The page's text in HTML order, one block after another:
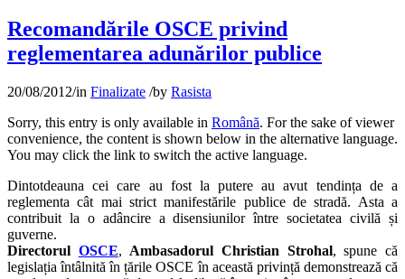
Recomandările OSCE privind
reglementarea adunărilor publice
20/08/2012/in Finalizate /by Rasista
Sorry, this entry is only available in Română. For the sake of viewer
convenience, the content is shown below in the alternative language.
You may click the link to switch the active language.
Dintotdeauna cei care au fost la putere au avut tendința de a
reglementa cât mai strict manifestările publice de stradă. Asta a
contribuit la o adâncire a disensiunilor între societatea civilă și
guverne.
Directorul OSCE, Ambasadorul Christian Strohal, spune că
legislația întâlnită în țările OSCE în această privință demonstrează că